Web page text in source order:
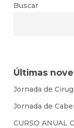
Buscar
Últimas
Jornada de
Jornada de
CURSO ANUAL